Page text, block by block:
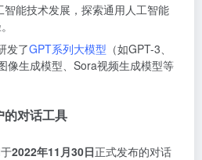
智能技术发展，探索通用人工智能
发了GPT系列大模型 （如GPT-3、
像生成模型、Sora视频生成模型等
对话工具
2022年11月30日正式发布的对话